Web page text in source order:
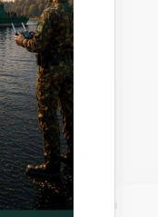
Atrašanās vieta